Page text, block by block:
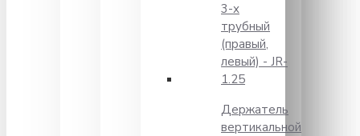
3-х
трубный
(правый,
левый) - JR-
1.25
Держатель
вертикальной